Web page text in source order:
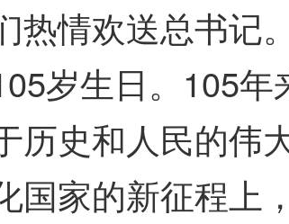
情欢送总书记
岁生日。105
历史和人民的伟
国家的新征程上